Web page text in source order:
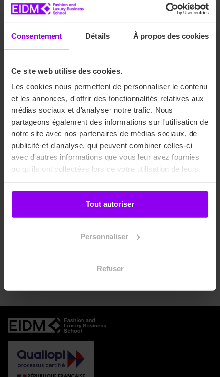
Consentement Détails À propos des cookies
Ce site web utilise des cookies.
Les cookies nous permettent de personnaliser le contenu
et les annonces, d'offrir des fonctionnalités relatives aux
médias sociaux et d'analyser notre trafic. Nous
partageons également des informations sur l'utilisation de
notre site avec nos partenaires de médias sociaux, de
publicité et d'analyse, qui peuvent combiner celles-ci
avec d'autres informations que vous leur avez fournies
ou qu'ils ont collectées lors de votre utilisation de leurs
Tout autoriser
Personnaliser
Refuser
valeur de 1 000 € chacune. Nous tenons encore une fois à
féliciter nos Fashion & Luxury Business Students pour la
qualité des magazines. Une mention spéciale également à
Roiné et Yvonne Goas, nos intervenants Graphistes qui
Les métiers du luxe et de la
mode vous intéressent ?
N’attendez-plus et rejoignez-nous. Planifiez dès
Service des Admissions qui répondra à toutes vos
questions. Vous pouvez également déposer votre
candidature en ligneou encore nous rencontrer lors